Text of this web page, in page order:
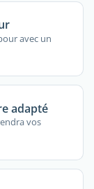
avec un
adapté
vos